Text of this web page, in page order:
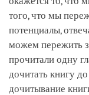
того, что мы
потенциалы,
можем пережить
прочитали одну
дочитать книгу
дочитывание